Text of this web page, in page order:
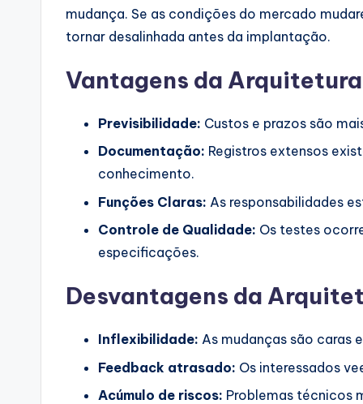
mudança. Se as condições do mercado
tornar desalinhada antes da implantação.
Vantagens da
Previsibilidade: Custos e prazos são
Documentação: Registros extensos
conhecimento.
Funções Claras: As responsabilidades
Controle de Qualidade: Os testes
especificações.
Desvantagens da
Inflexibilidade: As mudanças são caras
Feedback atrasado: Os interessados
Acúmulo de riscos: Problemas técnicos